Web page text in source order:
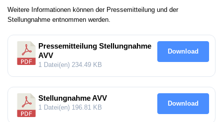
Weitere Informationen können der Pressemitteilung und der
Stellungnahme entnommen werden.
Pressemitteilung Stellungnahme
AVV
1 Datei(en) 234.49 KB
Download
Stellungnahme AVV
1 Datei(en) 196.81 KB
Download